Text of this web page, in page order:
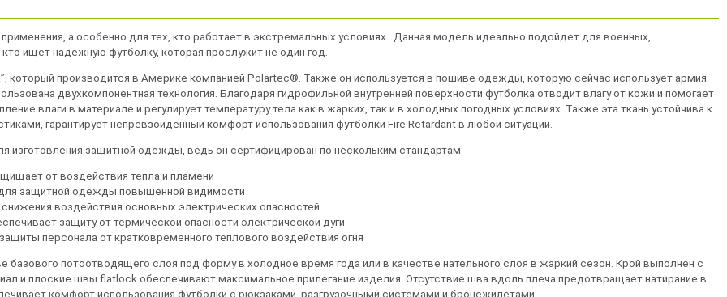
а особенно для тех, кто работает в экстремальных условиях. Данная модель идеально подойдет для военных,
ищет надежную футболку, которая прослужит не один год.
который производится в Америке компанией Polartec®. Также он используется в пошиве одежды, которую сейчас использует армия
двухкомпонентная технология. Благодаря гидрофильной внутренней поверхности футболка отводит влагу от кожи и помогает
влаги в материале и регулирует температуру тела как в жарких, так и в холодных погодных условиях. Также эта ткань устойчива к
гарантирует непревзойденный комфорт использования футболки Fire Retardant в любой ситуации.
изготовления защитной одежды, ведь он сертифицирован по нескольким стандартам:
от воздействия тепла и пламени
для защитной одежды повышенной видимости
воздействия основных электрических опасностей
защиту от термической опасности электрической дуги
персонала от кратковременного теплового воздействия огня
базового потоотводящего слоя под форму в холодное время года или в качестве нательного слоя в жаркий сезон. Крой выполнен с
и плоские швы flatlock обеспечивают максимальное прилегание изделия. Отсутствие шва вдоль плеча предотвращает натирание в
комфорт использования футболки с рюкзаками, разгрузочными системами и бронежилетами.